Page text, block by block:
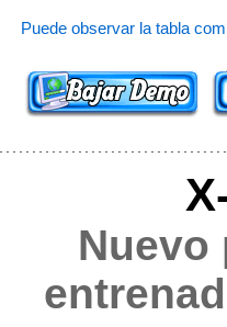
Puede observar la tabla
Nuevo